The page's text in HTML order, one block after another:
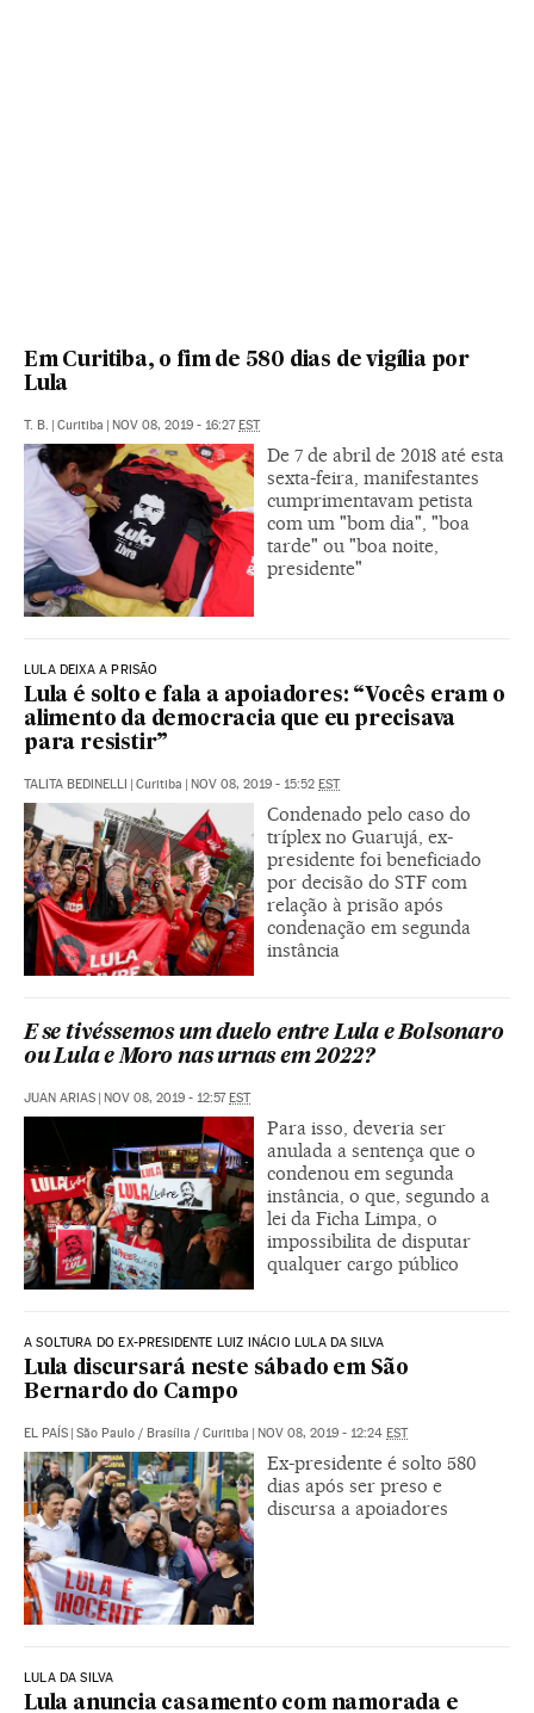
Em Curitiba, o fim de 580 dias de vigília por
Lula
T. B. | Curitiba | NOV 08, 2019 - 16:27EST
De 7 de abril de 2018 até esta
sexta-feira, manifestantes
cumprimentavam petista
com um "bom dia", "boa
tarde" ou "boa noite,
presidente"
LULA DEIXA A PRISÃO
Lula é solto e fala a apoiadores: “Vocês eram o
alimento da democracia que eu precisava
para resistir”
TALITA BEDINELLI | Curitiba | NOV 08, 2019 - 15:52 EST
Condenado pelo caso do
tríplex no Guarujá, ex-
presidente foi beneficiado
por decisão do STF com
relação à prisão após
condenação em segunda
instância
E se tivéssemos um duelo entre Lula e Bolsonaro
ou Lula e Moro nas urnas em 2022?
JUAN ARIAS | NOV 08, 2019 - 12:57EST
Para isso, deveria ser
anulada a sentença que o
condenou em segunda
instância, o que, segundo a
lei da Ficha Limpa, o
impossibilita de disputar
qualquer cargo público
A SOLTURA DO EX-PRESIDENTE LUIZ INÁCIO LULA DA SILVA
Lula discursará neste sábado em São
Bernardo do Campo
EL PAÍS | São Paulo / Brasília / Curitiba | NOV 08, 2019 - 12:24 EST
Ex-presidente é solto 580
dias após ser preso e
discursa a apoiadores
LULA DA SILVA
Lula anuncia casamento com namorada e